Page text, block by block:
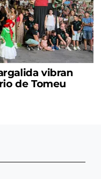
vibran
de Tomeu